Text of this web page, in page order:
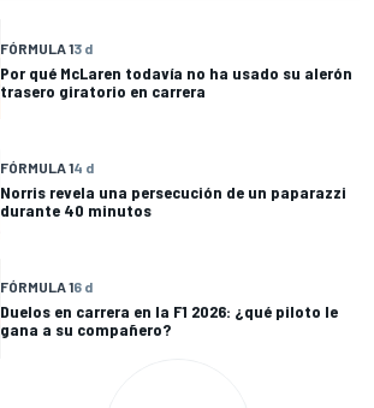
FÓRMULA 13 d
Por qué McLaren todavía no ha usado su alerón
trasero giratorio en carrera
FÓRMULA 14 d
Norris revela una persecución de un paparazzi
durante 40 minutos
FÓRMULA 16 d
Duelos en carrera en la F1 2026: ¿qué piloto le
gana a su compañero?